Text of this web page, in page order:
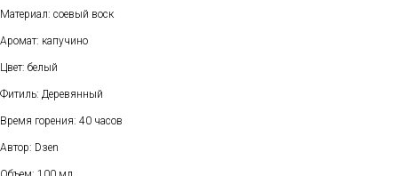
Материал: соевый воск
Аромат: капучино
Цвет: белый
Фитиль: Деревянный
Время горения: 40 часов
Автор: Dзen